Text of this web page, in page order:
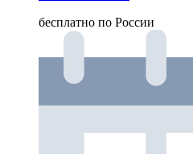
бесплатно по России